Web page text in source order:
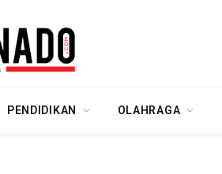
PENDIDIKAN OLAHRAGA